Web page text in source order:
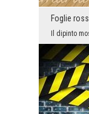
Foglie